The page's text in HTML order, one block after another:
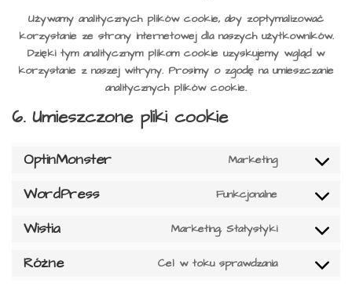
Używamy analitycznych plików cookie, aby zoptymalizować
korzystanie ze strony internetowej dla naszych użytkowników.
Dzięki tym analitycznym plikom cookie uzyskujemy wgląd w
korzystanie z naszej witryny. Prosimy o zgodę na umieszczanie
analitycznych plików cookie.
6. Umieszczone pliki cookie
OptinMonster Marketing
Consent
service
WordPress Funkcjonalne
Consent
service
Wistia Marketing, Statystyki
Consent
service
Różne Cel w toku sprawdzania
Consent